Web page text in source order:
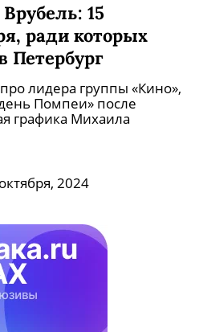
15
ради которых
Петербург
лидера группы «Кино»,
Помпеи» после
графика Михаила
2024